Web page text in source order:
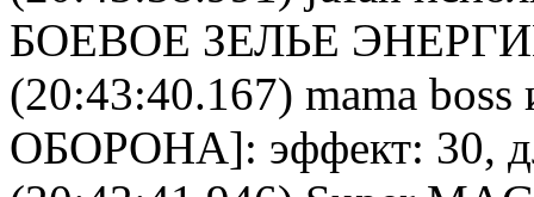
БОЕВОЕ ЗЕЛЬЕ
(20:43:40.167) mama boss
ОБОРОНА]: эффект: 30,